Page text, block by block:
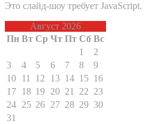
Это слайд-шоу требует JavaScript.
Август 2026
Пн Вт Ср Чт Пт Сб Вс
1
2
3
4 5 6 7 8
9
10 11 12 13 14 15 16
17 18 19 20 21 22 23
24 25 26 27 28 29 30
31